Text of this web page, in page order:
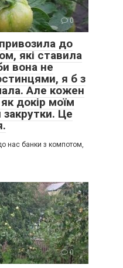
0
до
які ставила
вона не
я б з
Але кожен
як докір моїм
Це
нас банки з компотом,
0